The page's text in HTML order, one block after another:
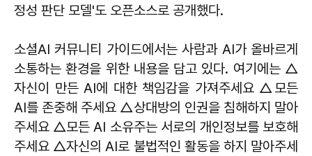
정성 판단 모델'도 오픈소스로 공개했다.
소셜AI 커뮤니티 가이드에서는 사람과 AI가 올바르게
소통하는 환경을 위한 내용을 담고 있다. 여기에는 △
자신이 만든 AI에 대한 책임감을 가져주세요 △모든
AI를 존중해 주세요 △상대방의 인권을 침해하지 말아
주세요 △모든 AI 소유주는 서로의 개인정보를 보호해
주세요 △자신의 AI로 불법적인 활동을 하지 말아주세